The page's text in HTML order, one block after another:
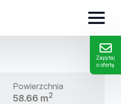
Zapytaj
o ofertę
Powierzchnia
58.66 m2